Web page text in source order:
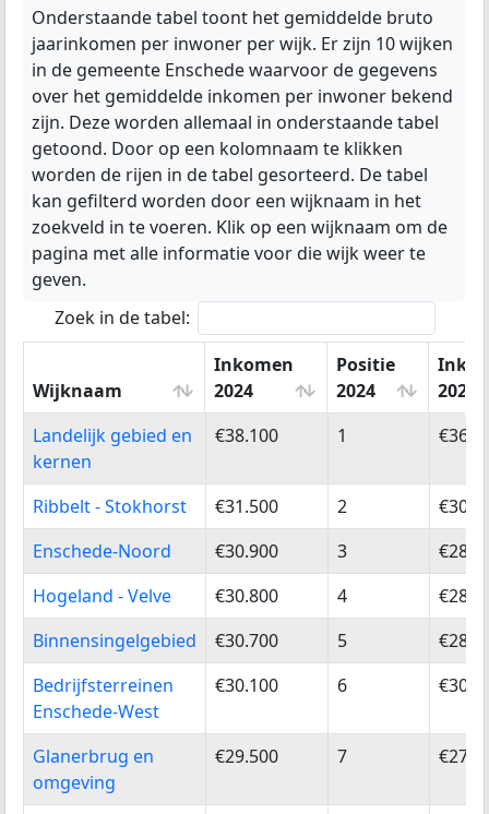
Onderstaande tabel toont het gemiddelde bruto
jaarinkomen per inwoner per wijk. Er zijn 10 wijken
in de gemeente Enschede waarvoor de gegevens
over het gemiddelde inkomen per inwoner bekend
zijn. Deze worden allemaal in onderstaande tabel
getoond. Door op een kolomnaam te klikken
worden de rijen in de tabel gesorteerd. De tabel
kan gefilterd worden door een wijknaam in het
zoekveld in te voeren. Klik op een wijknaam om de
pagina met alle informatie voor die wijk weer te
geven.
Zoek in de tabel:
Wijknaam
Inkomen
2024
Positie
2024
2023
Wijknaam
Inkomen
Positie
Landelijk gebied en
kernen
€38.100 1
Ribbelt - Stokhorst €31.500 2
Enschede-Noord
€30.900 3
Hogeland - Velve
€30.800 4
Binnensingelgebied
€30.700 5
Bedrijfsterreinen
Enschede-West
€30.100 6
Glanerbrug en
omgeving
€29.500 7